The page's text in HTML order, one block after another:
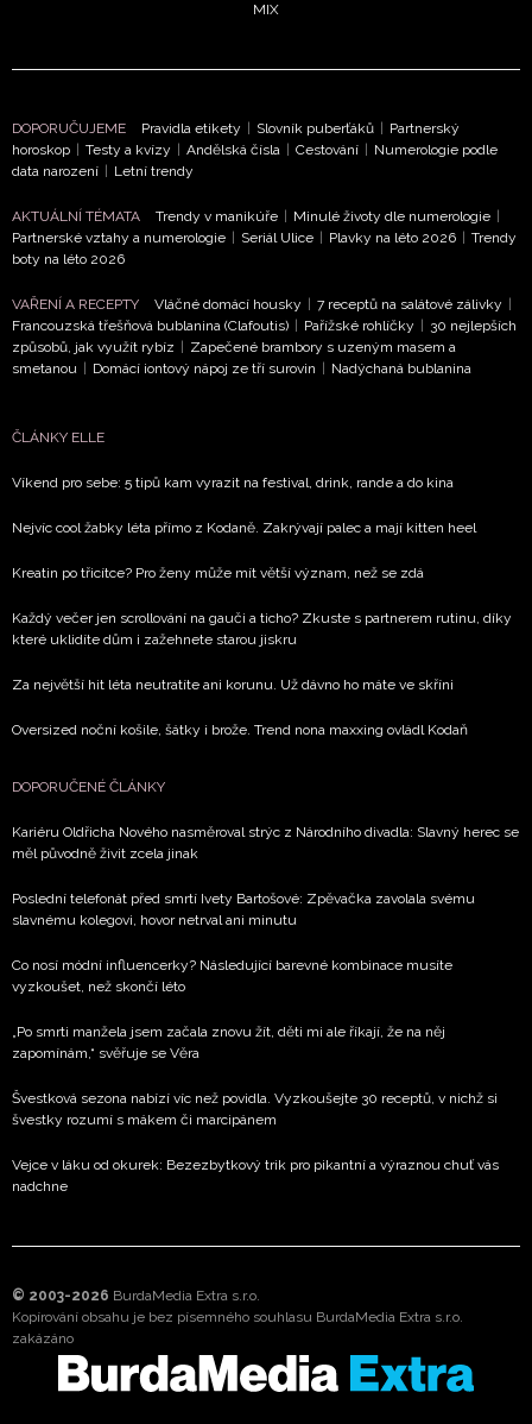
za
DALŠÍ
ČLÁNKY
K
MIX
DOPORUČUJEME Pravidla etikety Slovník puberťáků
Partnerský
horoskop
Testy a kvízy Andělská čísla Cestování
Numerologie podle
data narození
Letní trendy
AKTUÁLNÍ TÉMATA Trendy v manikúře Minulé životy dle numerologie
Partnerské vztahy a numerologie
Seriál Ulice Plavky na léto 2026
Trendy
boty na léto 2026
VAŘENÍ A RECEPTY Vláčné domácí housky 7 receptů na salátové zálivky
Francouzská třešňová bublanina (Clafoutis)
Pařížské rohlíčky
30 nejlepších
způsobů, jak využít rybíz
Zapečené brambory s uzeným masem a
smetanou
Domácí iontový nápoj ze tří surovin Nadýchaná bublanina
ČLÁNKY ELLE
Víkend pro sebe: 5 tipů kam vyrazit na festival, drink, rande a do kina
Nejvíc cool žabky léta přímo z Kodaně. Zakrývají palec a mají kitten heel
Kreatin po třicítce? Pro ženy může mít větší význam, než se zdá
Každý večer jen scrollování na gauči a ticho? Zkuste s partnerem rutinu, díky
které uklidíte dům i zažehnete starou jiskru
Za největší hit léta neutratíte ani korunu. Už dávno ho máte ve skříni
Oversized noční košile, šátky i brože. Trend nona maxxing ovládl Kodaň
DOPORUČENÉ ČLÁNKY
Kariéru Oldřicha Nového nasměroval strýc z Národního divadla: Slavný herec se
měl původně živit zcela jinak
Poslední telefonát před smrtí Ivety Bartošové: Zpěvačka zavolala svému
slavnému kolegovi, hovor netrval ani minutu
Co nosí módní influencerky? Následující barevné kombinace musíte
vyzkoušet, než skončí léto
„Po smrti manžela jsem začala znovu žít, děti mi ale říkají, že na něj
zapomínám,“ svěřuje se Věra
Švestková sezona nabízí víc než povidla. Vyzkoušejte 30 receptů, v nichž si
švestky rozumí s mákem či marcipánem
Vejce v láku od okurek: Bezezbytkový trik pro pikantní a výraznou chuť vás
nadchne
© 2003-2026 BurdaMedia Extra s.r.o.
Kopírování obsahu je bez písemného souhlasu BurdaMedia Extra s.r.o.
zakázáno